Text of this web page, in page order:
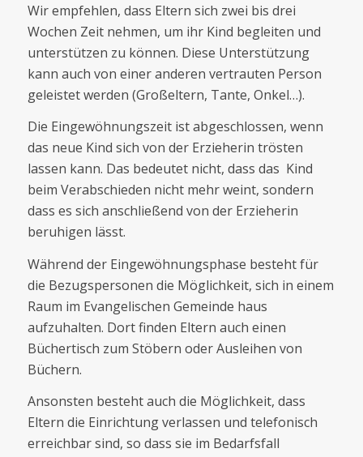
Wir empfehlen, dass Eltern sich zwei bis drei
Wochen Zeit nehmen, um ihr Kind begleiten und
unterstützen zu können. Diese Unterstützung
kann auch von einer anderen vertrauten Person
geleistet werden (Großeltern, Tante, Onkel…).
Die Eingewöhnungszeit ist abgeschlossen, wenn
das neue Kind sich von der Erzieherin trösten
lassen kann. Das bedeutet nicht, dass das Kind
beim Verabschieden nicht mehr weint, sondern
dass es sich anschließend von der Erzieherin
beruhigen lässt.
Während der Eingewöhnungsphase besteht für
die Bezugspersonen die Möglichkeit, sich in einem
Raum im Evangelischen Gemeinde haus
aufzuhalten. Dort finden Eltern auch einen
Büchertisch zum Stöbern oder Ausleihen von
Büchern.
Ansonsten besteht auch die Möglichkeit, dass
Eltern die Einrichtung verlassen und telefonisch
erreichbar sind, so dass sie im Bedarfsfall